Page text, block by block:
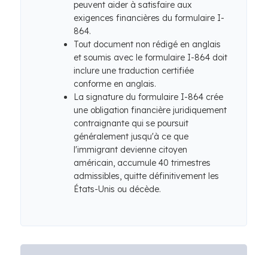
peuvent aider à satisfaire aux
exigences financières du formulaire I-
864.
Tout document non rédigé en anglais
et soumis avec le formulaire I-864 doit
inclure une traduction certifiée
conforme en anglais.
La signature du formulaire I-864 crée
une obligation financière juridiquement
contraignante qui se poursuit
généralement jusqu'à ce que
l'immigrant devienne citoyen
américain, accumule 40 trimestres
admissibles, quitte définitivement les
États-Unis ou décède.